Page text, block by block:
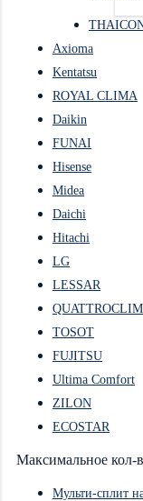
Axioma
Kentatsu
ROYAL CLIMA
Daikin
FUNAI
Hisense
Midea
Daichi
Hitachi
LG
LESSAR
TOSOT
FUJITSU
Ultima Comfort
ZILON
ECOSTAR
Максимальное кол-
Мульти-сплит